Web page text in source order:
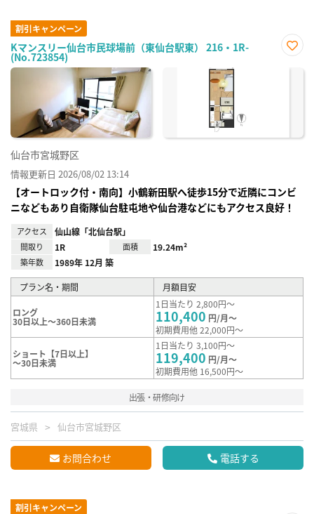
割引キャンペーン
Kマンスリー仙台市民球場前（東仙台駅東） 216・1R-
(No.723854)
に入
仙台市宮城野区
情報更新日 2026/08/02 13:14
【オートロック付・南向】小鶴新田駅へ徒歩15分で近隣にコンビ
ニなどもあり自衛隊仙台駐屯地や仙台港などにもアクセス良好！
アクセス 仙山線「北仙台駅」
間取り 1R 面積 19.24m²
築年数 1989年 12月 築
プラン名・期間 月額目安
ロング
30日以上～360日未満
1日当たり 2,800円～
110,400 円/月～
初期費用他 22,000円～
ショート【7日以上】
～30日未満
1日当たり 3,100円～
119,400 円/月～
初期費用他 16,500円～
出張・研修向け
宮城県 仙台市宮城野区
お問合わせ 電話する
割引キャンペーン